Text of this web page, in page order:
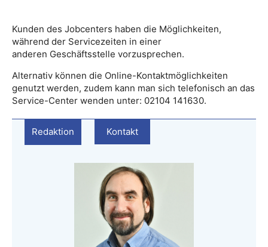
Kunden des Jobcenters haben die Möglichkeiten,
während der Servicezeiten in einer
anderen Geschäftsstelle vorzusprechen.
Alternativ können die Online-Kontaktmöglichkeiten
genutzt werden, zudem kann man sich telefonisch an das
Service-Center wenden unter: 02104 141630.
Redaktion Kontakt